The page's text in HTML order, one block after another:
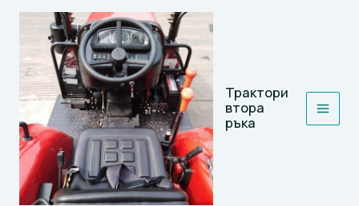
Skip
Трактори
втора
ръка